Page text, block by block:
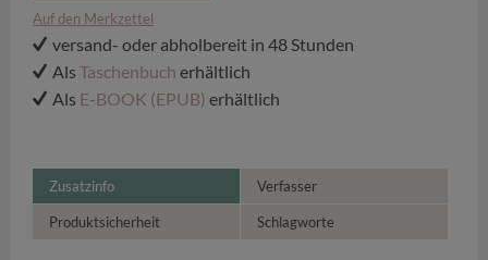
Auf den Merkzettel
versand- oder abholbereit in 48 Stunden
Als Taschenbuch erhältlich
Als E-BOOK (EPUB) erhältlich
Zusatzinfo Verfasser
Produktsicherheit Schlagworte